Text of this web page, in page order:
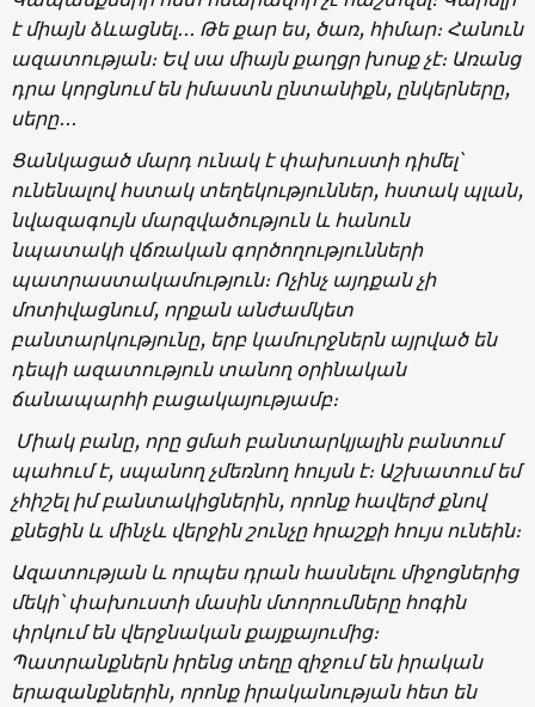
է միայն ձևացնել․․․ Թե քար ես, ծառ, հիմար։ Հանուն
ազատության։ Եվ սա միայն քաղցր խոսք չէ։ Առանց
դրա կորցնում են իմաստն ընտանիքն, ընկերները,
սերը․․․
Ցանկացած մարդ ունակ է փախուստի դիմել՝
ունենալով հստակ տեղեկություններ, հստակ պլան,
նվազագույն մարզվածություն և հանուն
նպատակի վճռական գործողությունների
պատրաստակամություն։ Ոչինչ այդքան չի
մոտիվացնում, որքան անժամկետ
բանտարկությունը, երբ կամուրջներն այրված են
դեպի ազատություն տանող օրինական
ճանապարհի բացակայությամբ։
Միակ բանը, որը ցմահ բանտարկյալին բանտում
պահում է, սպանող չմեռնող հույսն է։ Աշխատում եմ
չհիշել իմ բանտակիցներին, որոնք հավերժ քնով
քնեցին և մինչև վերջին շունչը հրաշքի հույս ունեին։
Ազատության և որպես դրան հասնելու միջոցներից
մեկի՝ փախուստի մասին մտորումները հոգին
փրկում են վերջնական քայքայումից։
Պատրանքներն իրենց տեղը զիջում են իրական
երազանքներին, որոնք իրականության հետ են